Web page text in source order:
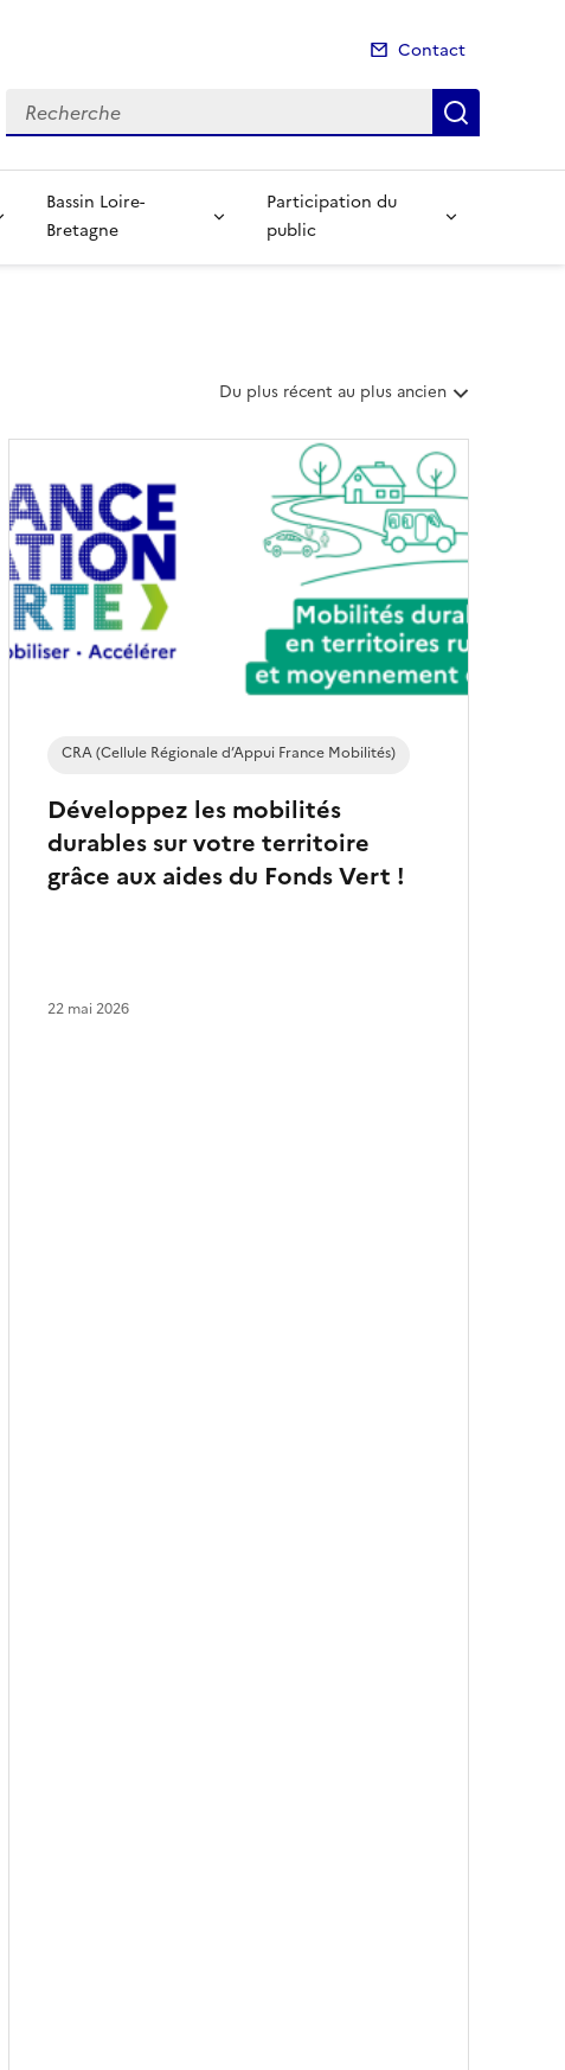
Contact
Recherche
Bassin Loire-
Bretagne
Participation du
public
T
i
s
Du plus récent au plus ancien
Développez les mobilités
durables sur votre territoire
grâce aux aides du Fonds Vert !
CRA (Cellule Régionale d’Appui France Mobilités)
22 mai 2026